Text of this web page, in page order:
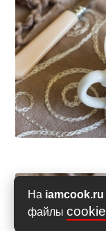
На iamcook.ru
файлы cookie